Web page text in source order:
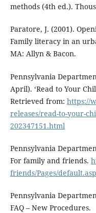
methods (4th ed.).
Paratore, J. (2001).
Family literacy in an
MA: Allyn & Bacon.
Pennsylvania
April). ‘Read to Your
Retrieved from: https://
releases/read-to-your-
202347151.html
Pennsylvania
For family and friends.
friends/Pages/
Pennsylvania
FAQ – New Procedures.